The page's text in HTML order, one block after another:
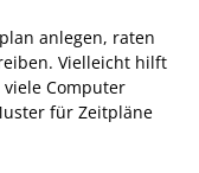
anlegen, raten
Vielleicht hilft
Computer
für Zeitpläne